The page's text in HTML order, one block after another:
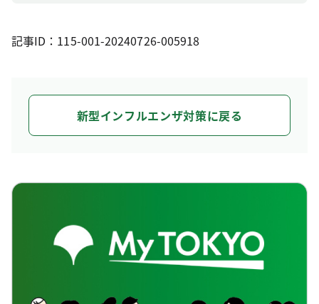
記事ID：115-001-20240726-005918
新型インフルエンザ対策に戻る